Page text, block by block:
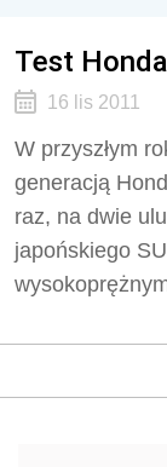
Test
16 lis 2011
W przyszłym
generacją
raz, na dwie
japońskiego